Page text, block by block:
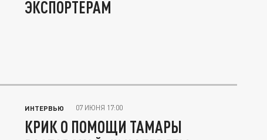
ЭКСПОРТЕРАМ
ИНТЕРВЬЮ 07 ИЮНЯ 17:00
КРИК О ПОМОЩИ ТАМАРЫ